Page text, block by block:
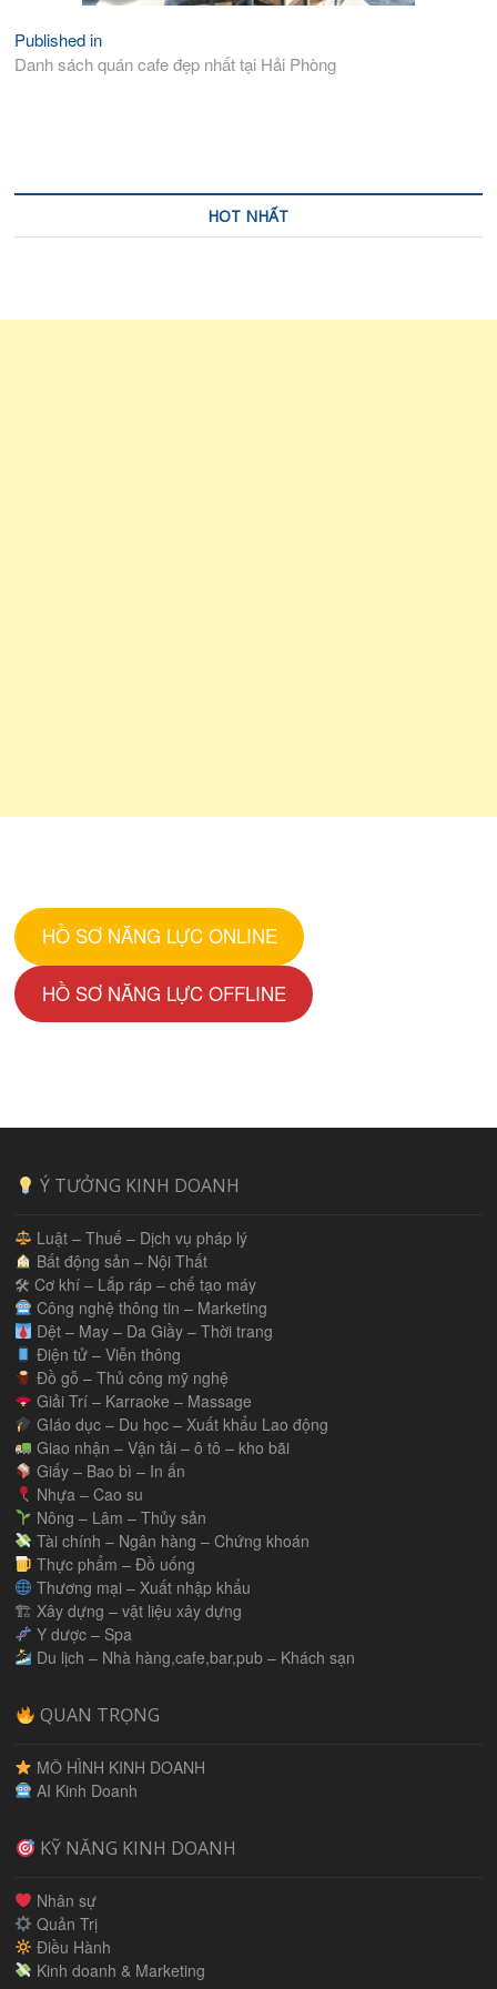
Điều
hướng
Published in
Danh sách quán cafe đẹp nhất tại Hải Phòng
HOT NHẤT
HỒ SƠ NĂNG LỰC ONLINE
HỒ SƠ NĂNG LỰC OFFLINE
Ý TƯỞNG KINH DOANH
Luật – Thuế – Dịch vụ pháp lý
Bất động sản – Nội Thất
🛠 Cơ khí – Lắp ráp – chế tạo máy
Công nghệ thông tin – Marketing
Dệt – May – Da Giầy – Thời trang
Điện tử – Viễn thông
Đồ gỗ – Thủ công mỹ nghệ
Giải Trí – Karraoke – Massage
GIáo dục – Du học – Xuất khẩu Lao động
Giao nhận – Vận tải – ô tô – kho bãi
Giấy – Bao bì – In ấn
Nhựa – Cao su
Nông – Lâm – Thủy sản
Tài chính – Ngân hàng – Chứng khoán
Thực phẩm – Đồ uống
Thương mại – Xuất nhập khẩu
🏗 Xây dựng – vật liệu xây dựng
Y dược – Spa
Du lịch – Nhà hàng,cafe,bar,pub – Khách sạn
QUAN TRỌNG
MÔ HÌNH KINH DOANH
AI Kinh Doanh
KỸ NĂNG KINH DOANH
Nhân sự
Quản Trị
Điều Hành
Kinh doanh & Marketing